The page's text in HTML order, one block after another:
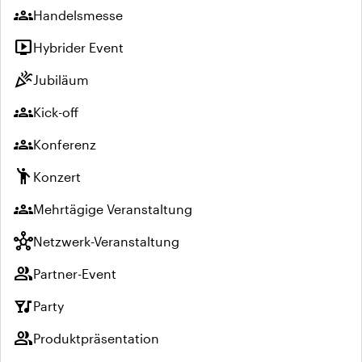
groupsHandelsmesse
live_tvHybrider Event
celebrationJubiläum
groupsKick-off
groupsKonferenz
emoji_people Konzert
groupsMehrtägige Veranstaltung
hubNetzwerk-Veranstaltung
groupPartner-Event
nightlifeParty
groupProduktpräsentation